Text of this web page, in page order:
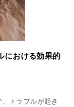
における効果的
トラブルが起き